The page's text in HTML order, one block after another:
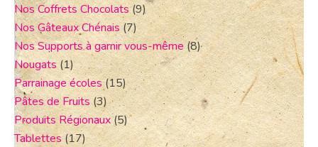
Nos Coffrets Chocolats (9)
Nos Gâteaux Chénais (7)
Nos Supports à garnir vous-même(8)
Nougats (1)
Parrainage écoles (15)
Pâtes de Fruits (3)
Produits Régionaux(5)
Tablettes(17)